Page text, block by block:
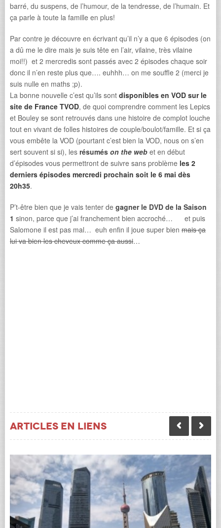
barré, du suspens, de l’humour, de la tendresse, de l’humain. Et
ça parle à toute la famille en plus!
Par contre je découvre en écrivant qu’il n’y a que 6 épisodes (on
a dû me le dire mais je suis tête en l’air, vilaine, très vilaine
moi!!) et 2 mercredis sont passés avec 2 épisodes chaque soir
donc il n’en reste plus que…. euhhh… on me souffle 2 (merci je
suis nulle en maths ;p).
La bonne nouvelle c’est qu’ils sont disponibles en VOD sur le
site de France TVOD, de quoi comprendre comment les Lepics
et Bouley se sont retrouvés dans une histoire de complot louche
tout en vivant de folles histoires de couple/boulot/famille. Et si ça
vous embête la VOD (pourtant c’est bien la VOD, nous on s’en
sert souvent si si), les résumés on the web et en début
d’épisodes vous permettront de suivre sans problème les 2
derniers épisodes mercredi prochain soit le 6 mai dès
20h35.
P’t-être bien que je vais tenter de gagner le DVD de la Saison
1 sinon, parce que j’ai franchement bien accroché… et puis
Salomone il est pas mal… euh enfin il joue super bien mais ça
lui va bien les cheveux comme ça aussi…
Articles en liens